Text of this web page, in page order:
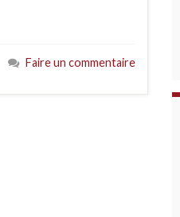
Faire un commentaire